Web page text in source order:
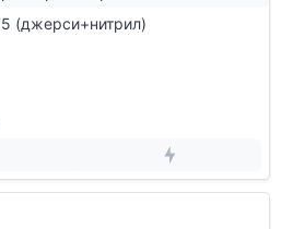
(джерси+нитрил)